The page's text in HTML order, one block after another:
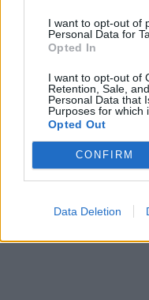
I want to opt-out of
Personal Data for
Opted In
I want to opt-out of
Retention, Sale,
Personal Data that
Purposes for which
Opted Out
CONFIRM
Data Deletion